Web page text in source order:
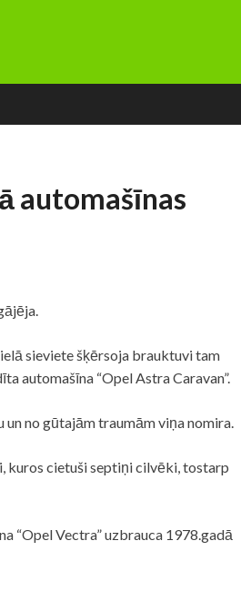
automašīnas
sieviete šķērsoja brauktuvi tam
automašīna “Opel Astra Caravan”.
no gūtajām traumām viņa nomira.
kuros cietuši septiņi cilvēki, tostarp
“Opel Vectra” uzbrauca 1978.gadā